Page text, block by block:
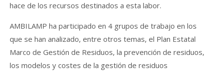
hace de los recursos destinados a esta labor.
AMBILAMP ha participado en 4 grupos de trabajo en los
que se han analizado, entre otros temas, el Plan Estatal
Marco de Gestión de Residuos, la prevención de residuos,
los modelos y costes de la gestión de residuos